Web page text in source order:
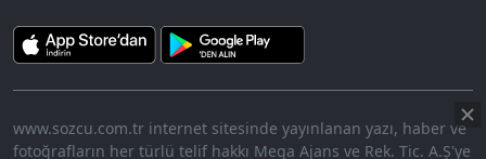
www.sozcu.com.tr internet sitesinde yayınlanan yazı, haber ve
fotoğrafların her türlü telif hakkı Mega Ajans ve Rek. Tic. A.Ş'ye